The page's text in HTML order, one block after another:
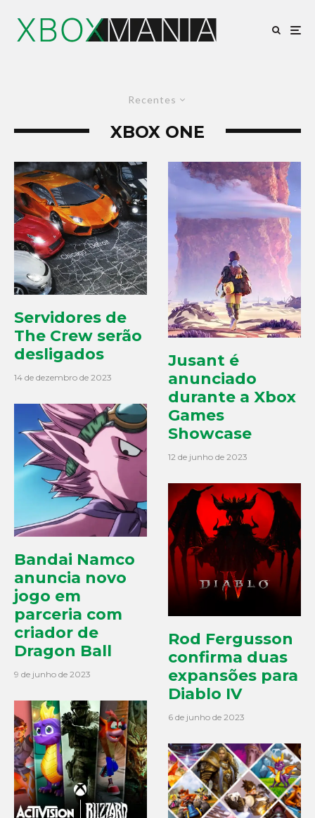
Recentes
XBOX ONE
Servidores de
The Crew serão
desligados
14 de dezembro de 2023
Bandai Namco
anuncia novo
jogo em
parceria com
criador de
Dragon Ball
9 de junho de 2023
Jusant é
anunciado
durante a Xbox
Games
Showcase
12 de junho de 2023
Rod Fergusson
confirma duas
expansões para
Diablo IV
6 de junho de 2023